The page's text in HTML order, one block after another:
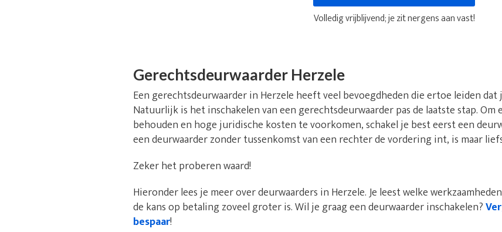
Volledig vrijblijvend; je zit nergens aan vast!
Gerechtsdeurwaarder Herzele
Een gerechtsdeurwaarder in Herzele heeft veel bevoegdheden die ertoe leiden
Natuurlijk is het inschakelen van een gerechtsdeurwaarder pas de laatste stap.
behouden en hoge juridische kosten te voorkomen, schakel je best eerst een
een deurwaarder zonder tussenkomst van een rechter de vordering int, is maar
Zeker het proberen waard!
Hieronder lees je meer over deurwaarders in Herzele. Je leest welke
de kans op betaling zoveel groter is. Wil je graag een deurwaarder inschakelen?
bespaar!